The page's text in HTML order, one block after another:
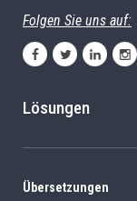
Folgen Sie uns auf:
Lösungen
Übersetzungen